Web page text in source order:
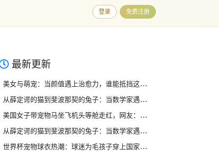
登录 免费注册
最新更新
美女与萌宠：当颜值遇上治愈力，谁能抵挡这双重暴击？
从薛定谔的猫到斐波那契的兔子：当数学家遇上宠物，奇妙的事情发生了
美国女子带宠物马坐飞机头等舱走红，网友：这也行？！
从薛定谔的猫到斐波那契的兔子：当数学家遇上宠物，奇妙的事情发生了
世界杯宠物球衣热潮：球迷为毛孩子穿上国家队战袍，萌翻全网！